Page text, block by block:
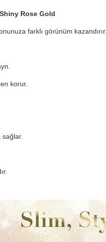
Rose Gold
farklı görünüm kazandırır.
korur.